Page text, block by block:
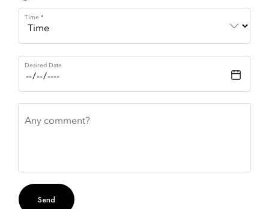
Time
Desired Date
Any comment?
Send